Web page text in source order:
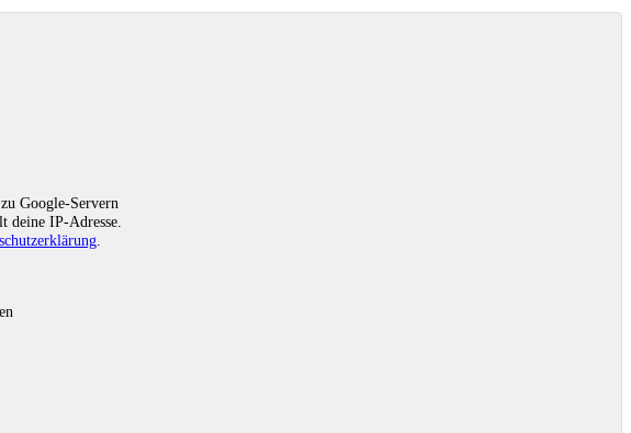
Google-Servern
deine IP-Adresse.